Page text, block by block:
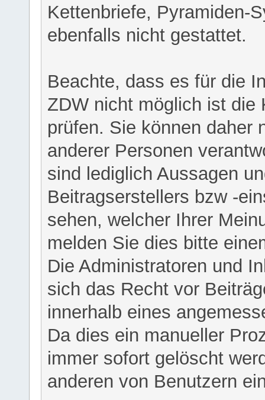
Kettenbriefe, Pyramiden-
ebenfalls nicht gestattet.
Beachte, dass es für die
ZDW nicht möglich ist die
prüfen. Sie können daher
anderer Personen
sind lediglich Aussagen
Beitragserstellers bzw -
sehen, welcher Ihrer
melden Sie dies bitte
Die Administratoren und
sich das Recht vor
innerhalb eines
Da dies ein manueller
immer sofort gelöscht
anderen von Benutzern